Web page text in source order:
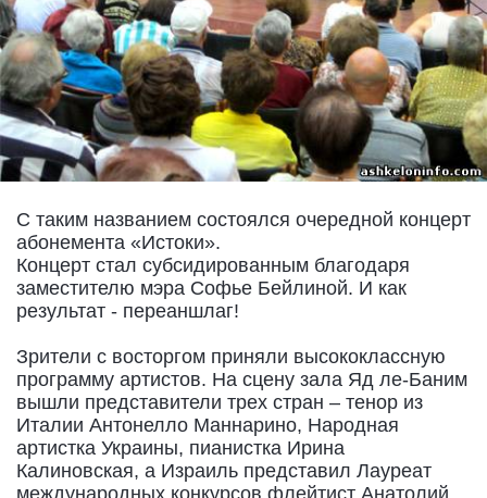
С таким названием состоялся очередной концерт
абонемента «Истоки».
Концерт стал субсидированным благодаря
заместителю мэра Софье Бейлиной. И как
результат - переаншлаг!
Зрители с восторгом приняли высококлассную
программу артистов. На сцену зала Яд ле-Баним
вышли представители трех стран – тенор из
Италии Антонелло Маннарино, Народная
артистка Украины, пианистка Ирина
Калиновская, а Израиль представил Лауреат
международных конкурсов флейтист Анатолий